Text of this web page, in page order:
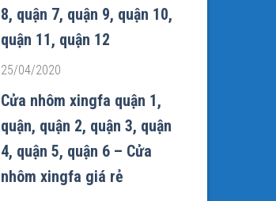
8, quận 7, quận 9, quận 10,
quận 11, quận 12
25/04/2020
Cửa nhôm xingfa quận 1,
quận, quận 2, quận 3, quận
4, quận 5, quận 6 – Cửa
nhôm xingfa giá rẻ